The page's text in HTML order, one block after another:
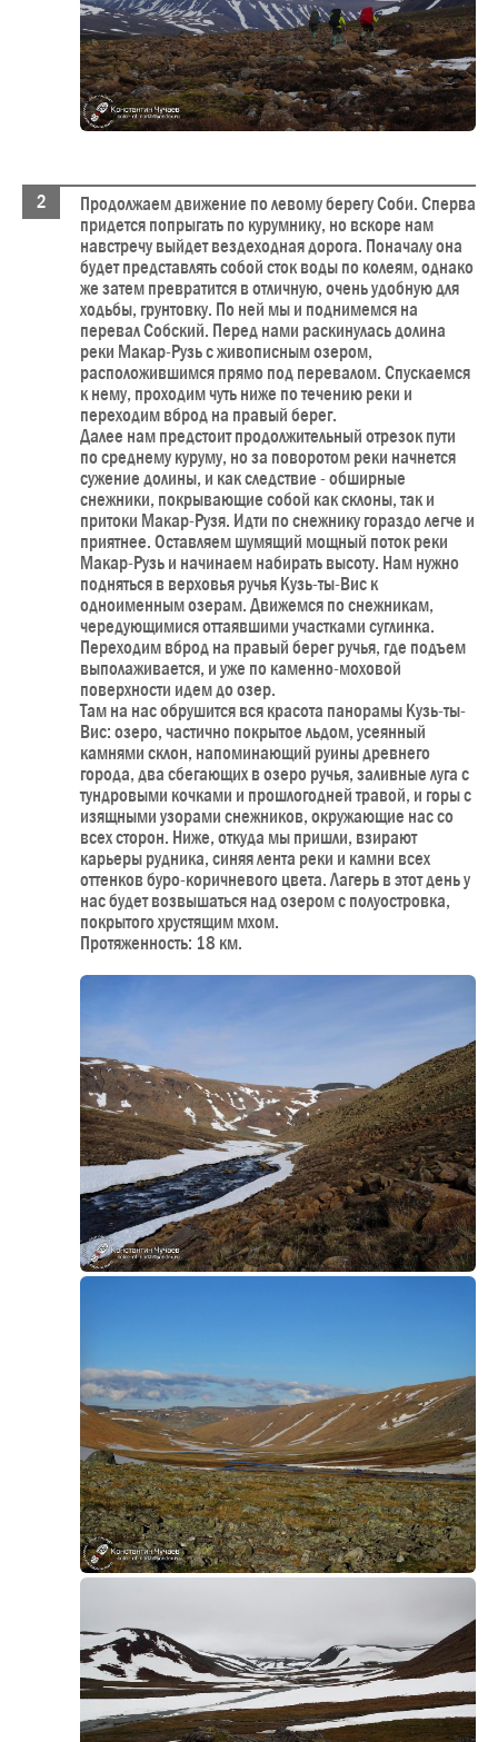
Продолжаем движение по левому берегу Соби. Сперва
придется попрыгать по курумнику, но вскоре нам
навстречу выйдет вездеходная дорога. Поначалу она
будет представлять собой сток воды по колеям, однако
же затем превратится в отличную, очень удобную для
ходьбы, грунтовку. По ней мы и поднимемся на
перевал Собский. Перед нами раскинулась долина
реки Макар-Рузь с живописным озером,
расположившимся прямо под перевалом. Спускаемся
к нему, проходим чуть ниже по течению реки и
переходим вброд на правый берег.
Далее нам предстоит продолжительный отрезок пути
по среднему куруму, но за поворотом реки начнется
сужение долины, и как следствие - обширные
снежники, покрывающие собой как склоны, так и
притоки Макар-Рузя. Идти по снежнику гораздо легче и
приятнее. Оставляем шумящий мощный поток реки
Макар-Рузь и начинаем набирать высоту. Нам нужно
подняться в верховья ручья Кузь-ты-Вис к
одноименным озерам. Движемся по снежникам,
чередующимися оттаявшими участками суглинка.
Переходим вброд на правый берег ручья, где подъем
выполаживается, и уже по каменно-моховой
поверхности идем до озер.
Там на нас обрушится вся красота панорамы Кузь-ты-
Вис: озеро, частично покрытое льдом, усеянный
камнями склон, напоминающий руины древнего
города, два сбегающих в озеро ручья, заливные луга с
тундровыми кочками и прошлогодней травой, и горы с
изящными узорами снежников, окружающие нас со
всех сторон. Ниже, откуда мы пришли, взирают
карьеры рудника, синяя лента реки и камни всех
оттенков буро-коричневого цвета. Лагерь в этот день у
нас будет возвышаться над озером с полуостровка,
покрытого хрустящим мхом.
Протяженность: 18 км.